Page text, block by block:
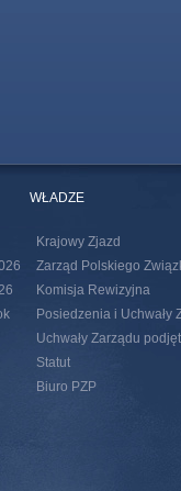
WŁADZE
Krajowy Zjazd
Zarząd Polskiego
Komisja Rewizyjna
Posiedzenia i Uchwały
Uchwały Zarządu
Statut
Biuro PZP